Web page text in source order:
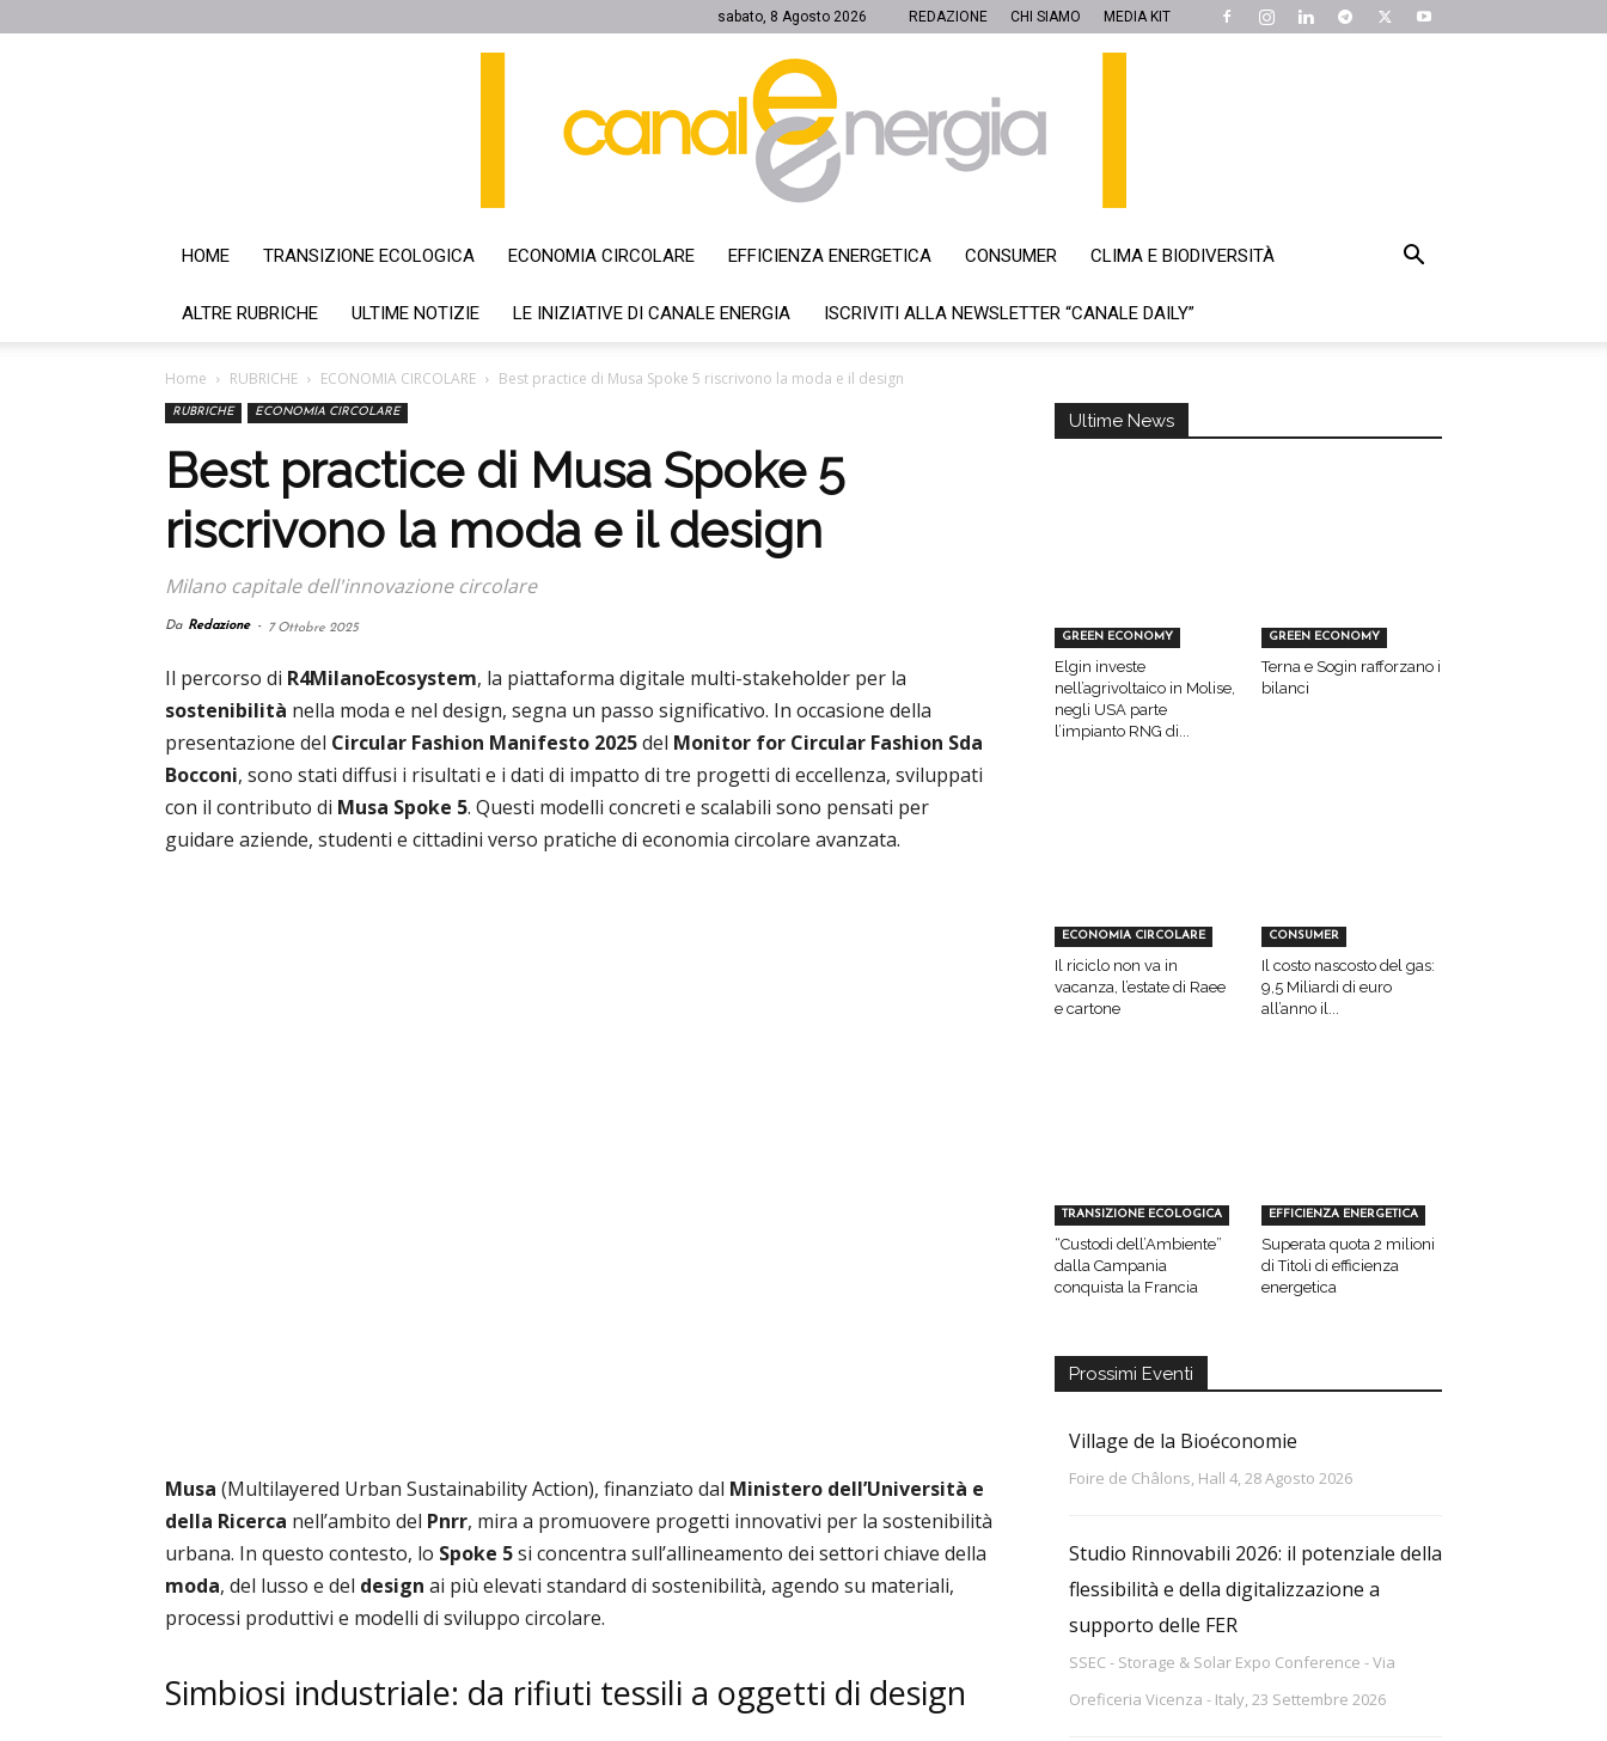
sabato, 8 Agosto 2026 REDAZIONE CHI SIAMO MEDIA KIT
HOME TRANSIZIONE ECOLOGICA ECONOMIA CIRCOLARE EFFICIENZA ENERGETICA CONSUMER CLIMA E BIODIVERSITÀ
ALTRE RUBRICHE ULTIME NOTIZIE LE INIZIATIVE DI CANALE ENERGIA ISCRIVITI ALLA NEWSLETTER “CANALE DAILY”
Home RUBRICHE ECONOMIA CIRCOLARE Best practice di Musa Spoke 5 riscrivono la moda e il design
RUBRICHE ECONOMIA CIRCOLARE
Best practice di Musa Spoke 5
riscrivono la moda e il design
Milano capitale dell'innovazione circolare
Da Redazione - 7 Ottobre 2025
Il percorso di R4MilanoEcosystem, la piattaforma digitale multi-stakeholder per la
sostenibilità nella moda e nel design, segna un passo significativo. In occasione della
presentazione del Circular Fashion Manifesto 2025del Monitor for Circular Fashion Sda
Bocconi, sono stati diffusi i risultati e i dati di impatto di tre progetti di eccellenza, sviluppati
con il contributo di Musa Spoke 5. Questi modelli concreti e scalabili sono pensati per
guidare aziende, studenti e cittadini verso pratiche di economia circolare avanzata.
Musa (Multilayered Urban Sustainability Action), finanziato dal Ministero dell’Università e
della Ricerca nell’ambito del Pnrr, mira a promuovere progetti innovativi per la sostenibilità
urbana. In questo contesto, lo Spoke 5si concentra sull’allineamento dei settori chiave della
moda, del lusso e del design ai più elevati standard di sostenibilità, agendo su materiali,
processi produttivi e modelli di sviluppo circolare.
Simbiosi industriale: da rifiuti tessili a oggetti di design
Ultime News
GREEN ECONOMY
Elgin investe
nell’agrivoltaico in Molise,
negli USA parte
l’impianto RNG di...
GREEN ECONOMY
Terna e Sogin rafforzano i
bilanci
ECONOMIA CIRCOLARE
Il riciclo non va in
vacanza, l’estate di Raee
e cartone
CONSUMER
Il costo nascosto del gas:
9,5 Miliardi di euro
all’anno il...
TRANSIZIONE ECOLOGICA
“Custodi dell’Ambiente”
dalla Campania
conquista la Francia
EFFICIENZA ENERGETICA
Superata quota 2 milioni
di Titoli di efficienza
energetica
Prossimi Eventi
Village de la Bioéconomie
Foire de Châlons, Hall 4, 28 Agosto 2026
Studio Rinnovabili 2026: il potenziale della
flessibilità e della digitalizzazione a
supporto delle FER
SSEC - Storage & Solar Expo Conference - Via
Oreficeria Vicenza - Italy, 23 Settembre 2026